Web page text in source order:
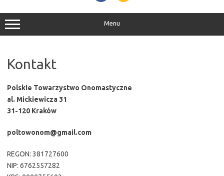
Menu
Kontakt
Polskie Towarzystwo Onomastyczne
al. Mickiewicza 31
31-120 Kraków
poltowonom@gmail.com
REGON: 381727600
NIP: 6762557282